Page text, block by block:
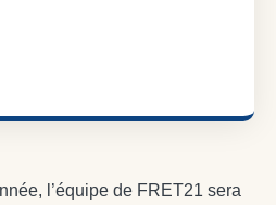
l’équipe de FRET21 sera